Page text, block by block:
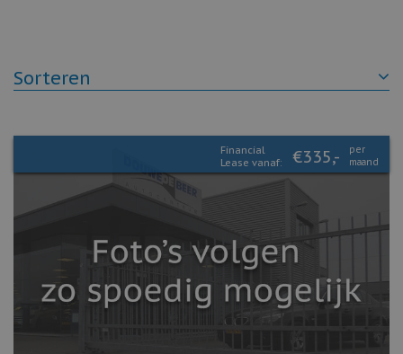
Sorteren
Financial
Lease vanaf:
€335,-
per
maand